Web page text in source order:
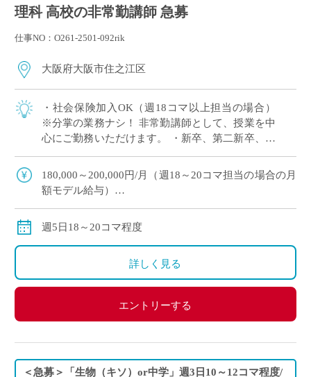
理科 高校の非常勤講師 急募
仕事NO：O261-2501-092rik
大阪府大阪市住之江区
・社会保険加入OK（週18コマ以上担当の場合）
※分掌の業務ナシ！ 非常勤講師として、授業を中
心にご勤務いただけます。 ・新卒、第二新卒、ブ
度 担当予定 ・2学期スター […]
180,000～200,000円/月（週18～20コマ担当の場合の月
額モデル給与）
※週18コマ以上担当の場合、社会保険加入
週5日18～20コマ程度
詳しく見る
エントリーする
＜急募＞「生物（キソ）or中学」週3日10～12コマ程度/